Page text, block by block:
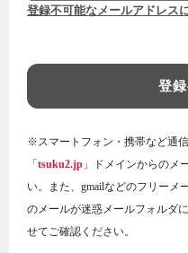
登録不可能なメールアドレス
登
※スマートフォン・携帯など通
「 tsuku2.jp 」ドメインからのメ
い。また、gmailなどのフリーメ
のメールが迷惑メールフォルダ
せてご確認ください。